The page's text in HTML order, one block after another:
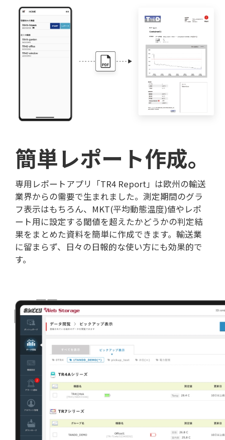
簡単レポート作成。
専用レポートアプリ「TR4 Report」は欧州の輸送
業界からの需要で生まれました。測定期間のグラ
フ表示はもちろん、MKT(平均動態温度)値やレポ
ート用に設定する閾値を超えたかどうかの判定結
果をまとめた資料を簡単に作成できます。輸送業
に留まらず、日々の日報的な使い方にも効果的で
す。